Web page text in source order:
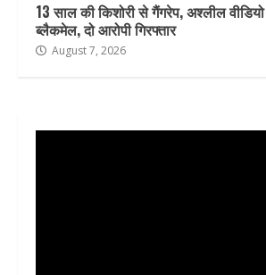
13 साल की किशोरी से गैंगरेप, अश्लील
ब्लैकमेल, दो आरोपी गिरफ्तार
August 7, 2026